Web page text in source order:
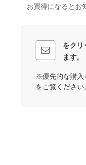
お買得になるとお
をクリ
ます。
※優先的な購入
をご覧ください